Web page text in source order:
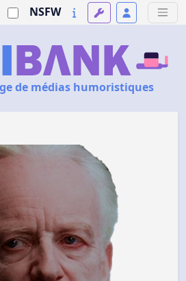
NSFW
de médias humoristiques